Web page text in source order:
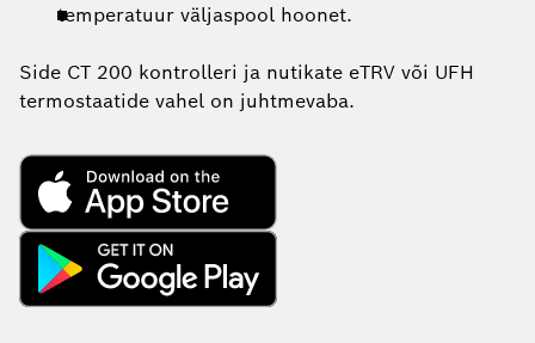
temperatuur väljaspool hoonet.
Side CT 200 kontrolleri ja nutikate eTRV või UFH
termostaatide vahel on juhtmevaba.